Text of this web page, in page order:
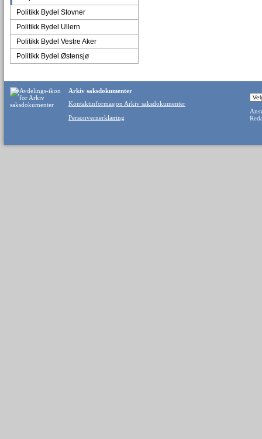
Politikk Bydel Stovner
Politikk Bydel Ullern
Politikk Bydel Vestre Aker
Politikk Bydel Østensjø
Arkiv saksdokumenter
Kontaktinformasjon Arkiv saksdokumenter
Personvernerklæring